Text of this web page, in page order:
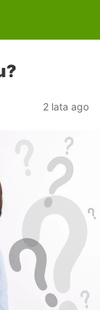
2 lata ago